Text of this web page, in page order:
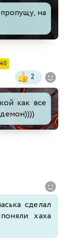
на
2
как все
сделал
хаха